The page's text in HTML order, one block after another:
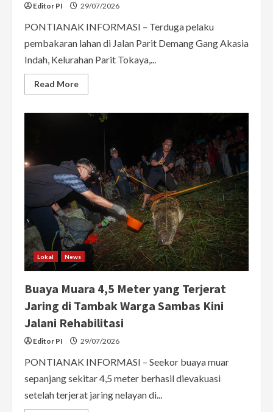
Editor PI 29/07/2026
PONTIANAK INFORMASI – Terduga pelaku
pembakaran lahan di Jalan Parit Demang Gang Akasia
Indah, Kelurahan Parit Tokaya,...
Read MoreRead
more
Lahan
Disegel,
Perkuat
Penindakan
Karhutla
Lokal News
Buaya Muara 4,5 Meter yang Terjerat
Jaring di Tambak Warga Sambas Kini
Jalani Rehabilitasi
Editor PI 29/07/2026
PONTIANAK INFORMASI – Seekor buaya muar
sepanjang sekitar 4,5 meter berhasil dievakuasi
setelah terjerat jaring nelayan di...